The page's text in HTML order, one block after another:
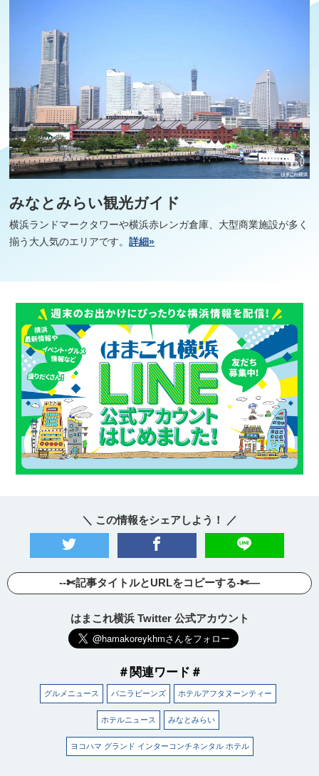
みなとみらい観光ガイド
横浜ランドマークタワーや横浜赤レンガ倉庫、大型商業施設が多く
揃う大人気のエリアです。詳細»
＼ この情報をシェアしよう！ ／
--✄記事タイトルとURLをコピーする-✄—
はまこれ横浜 Twitter 公式アカウント
＃関連ワード＃
グルメニュース バニラビーンズ ホテルアフタヌーンティー
ホテルニュース みなとみらい
ヨコハマ グランド インターコンチネンタル ホテル